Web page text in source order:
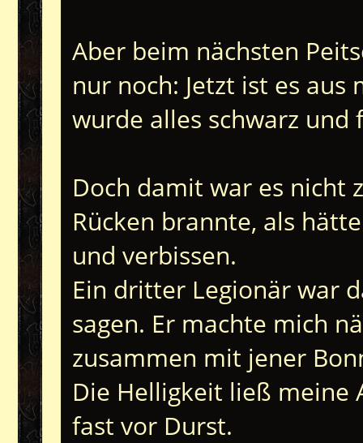
Aber beim nächsten
nur noch: Jetzt ist es aus
wurde alles schwarz
Doch damit war es nicht
Rücken brannte, als
und verbissen.
Ein dritter Legionär war
sagen. Er machte mich
zusammen mit jener
Die Helligkeit ließ meine
fast vor Durst.